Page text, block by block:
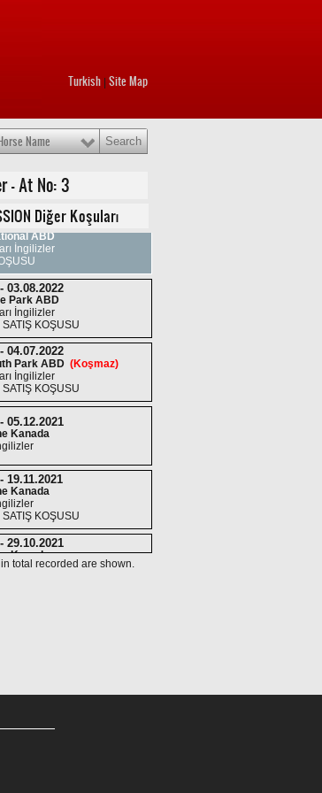
Turkish Site Map
Name
- At No: 3
Diğer Koşuları
İngilizler
İngilizler
02.08.2023
ABD
İngilizler
03.08.2022
Park ABD
İngilizler
SATIŞ KOŞUSU
04.07.2022
Park ABD (Koşmaz)
İngilizler
SATIŞ KOŞUSU
05.12.2021
Kanada
19.11.2021
Kanada
SATIŞ KOŞUSU
29.10.2021
Kanada
total recorded are shown.